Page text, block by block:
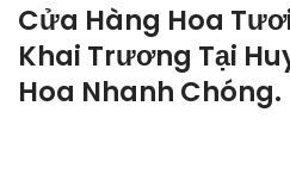
Cửa Hàng Hoa
Khai Trương Tại
Hoa Nhanh Chóng.